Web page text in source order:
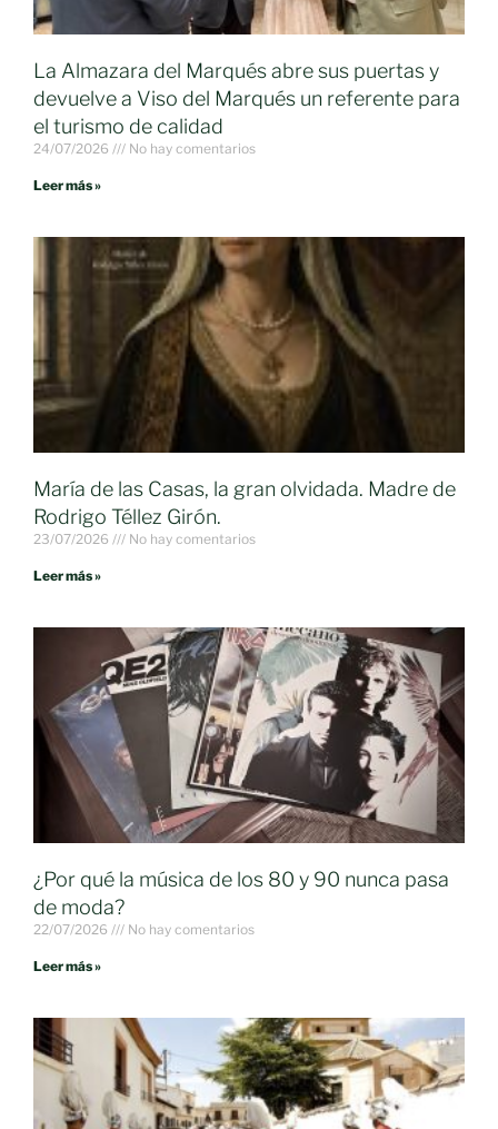
La Almazara del Marqués abre sus puertas y
devuelve a Viso del Marqués un referente para
el turismo de calidad
24/07/2026 No hay comentarios
Leer más »
María de las Casas, la gran olvidada. Madre de
Rodrigo Téllez Girón.
23/07/2026 No hay comentarios
Leer más »
¿Por qué la música de los 80 y 90 nunca pasa
de moda?
22/07/2026 No hay comentarios
Leer más »